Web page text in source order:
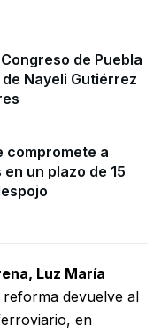
de Puebla
Nayeli Gutiérrez
compromete a
un plazo de 15
Luz María
devuelve al
en